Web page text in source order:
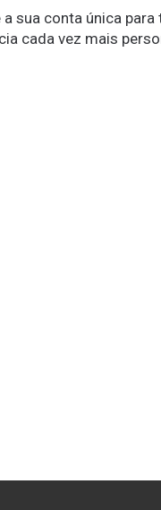
a sua conta única
cada vez mais